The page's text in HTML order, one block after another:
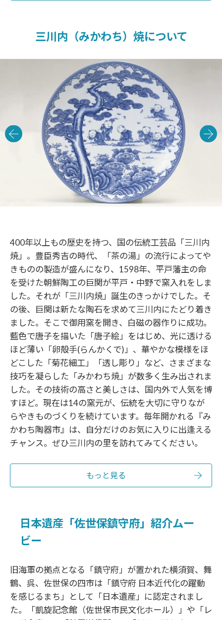
三川内（みかわち）焼について
400年以上もの歴史を持つ、国の伝統工芸品「三川内
焼」。豊臣秀吉の時代、「茶の湯」の流行によってや
きものの製造が盛んになり、1598年、平戸藩主の命
を受けた朝鮮陶工の巨関が平戸・中野で窯入れをしま
した。それが「三川内焼」誕生のきっかけでした。そ
の後、巨関は新たな陶石を求めて三川内にたどり着き
ました。そこで御用窯を開き、白磁の器作りに成功。
藍色で唐子を描いた「唐子絵」をはじめ、光に透ける
ほど薄い「卵殻手(らんかくで)」、華やかな模様をほ
どこした「菊花細工」「透し彫り」など、さまざまな
技巧を凝らした「みかわち焼」が数多く生み出されま
した。その技術の高さと美しさは、国内外で人気を博
すほど。現在は14の窯元が、伝統を大切に守りなが
らやきものづくりを続けています。毎年開かれる『み
かわち陶器市』は、自分だけのお気に入りに出逢える
チャンス。ぜひ三川内の里を訪れてみてください。
もっと見る
日本遺産「佐世保鎮守府」紹介ムー
ビー
旧海軍の拠点となる「鎮守府」が置かれた横須賀、舞
鶴、呉、佐世保の四市は「鎮守府 日本近代化の躍動
を感じるまち」として「日本遺産」に認定されまし
た。「凱旋記念館（佐世保市民文化ホール）」や「レ